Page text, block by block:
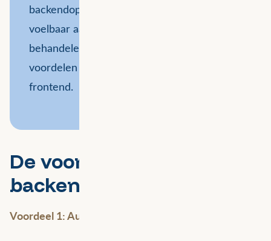
backendoptimalisatie zijn echter zeer
voelbaar aan de frontend. Daarom
behandelen we in deze casestudy zowel de
voordelen voor de backend als voor de
frontend.
De voordelen voor de
backend
Voordeel 1: Automatisering van het OTAP-proces